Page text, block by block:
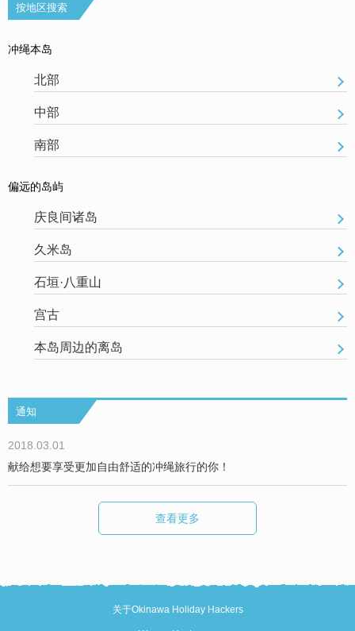
按地区搜索
冲绳本岛
北部
中部
南部
偏远的岛屿
庆良间诸岛
久米岛
石垣·八重山
宫古
本岛周边的离岛
通知
2018.03.01
献给想要享受更加自由舒适的冲绳旅行的你！
查看更多
关于Okinawa Holiday Hackers